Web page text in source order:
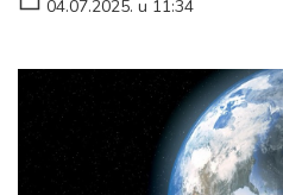
04.07.2025. u 11:34